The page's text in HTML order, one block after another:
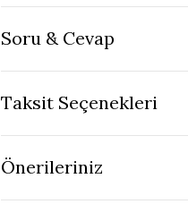
Soru & Cevap
Taksit Seçenekleri
Önerileriniz